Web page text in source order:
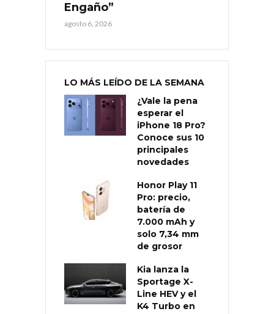
Engaño”
agosto 6, 2026
LO MÁS LEÍDO DE LA SEMANA
¿Vale la pena
esperar el
iPhone 18 Pro?
Conoce sus 10
principales
novedades
Honor Play 11
Pro: precio,
batería de
7.000 mAh y
solo 7,34 mm
de grosor
Kia lanza la
Sportage X-
Line HEV y el
K4 Turbo en